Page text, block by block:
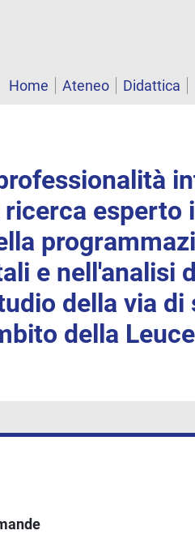
Home
Ateneo Didattica
ricerca
e nell'analisi
della via di
della